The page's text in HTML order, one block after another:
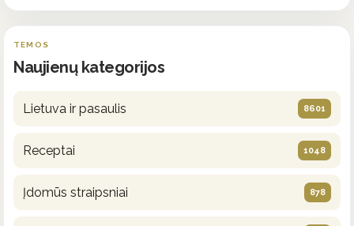
TEMOS
Naujienų kategorijos
Lietuva ir pasaulis 8601
Receptai 1048
Įdomūs straipsniai 878